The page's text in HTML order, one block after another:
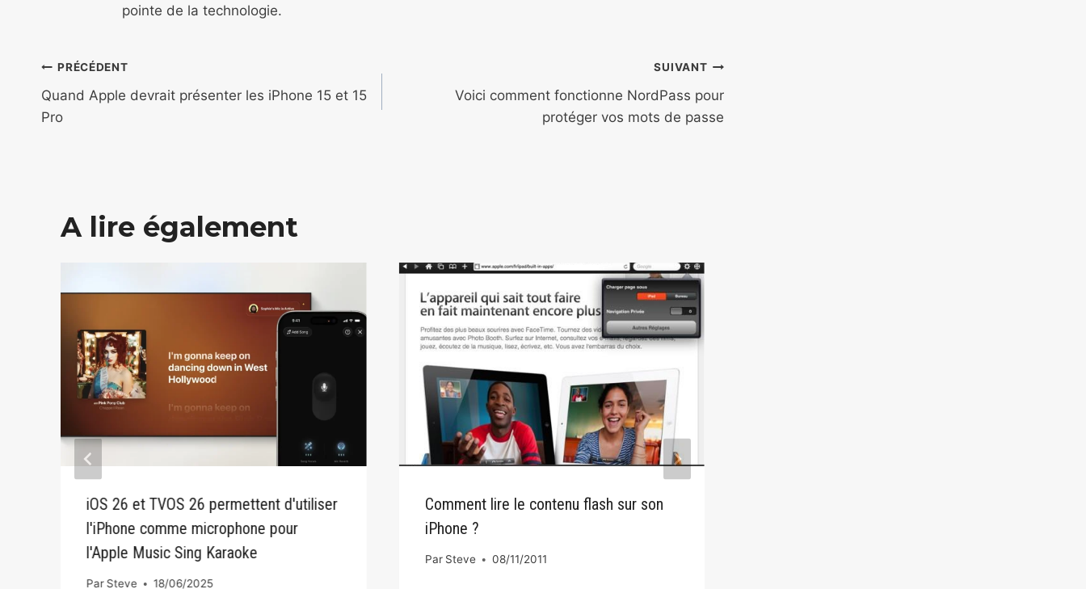
pointe de la technologie.
Navigation
de
PRÉCÉDENT
Quand Apple devrait présenter les iPhone 15 et 15
Pro
SUIVANT
Voici comment fonctionne NordPass pour
protéger vos mots de passe
A lire également
iOS 26 et TVOS 26 permettent d'utiliser
l'iPhone comme microphone pour
l'Apple Music Sing Karaoke
ParSteve 18/06/2025
Comment lire le contenu flash sur son
iPhone ?
Par Steve 08/11/2011